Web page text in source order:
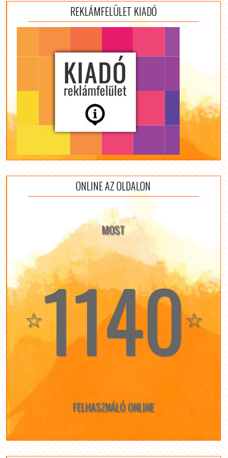
REKLÁMFELÜLET KIADÓ
ONLINE AZ OLDALON
MOST
☆1140☆
FELHASZNÁLÓ ONLINE